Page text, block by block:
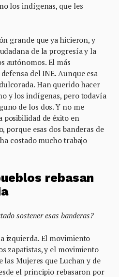
los indígenas, que les
grande que ya hicieron, y
de la progresía y la
autónomos. El más
del INE. Aunque esa
Han querido hacer
y los indígenas, pero todavía
de los dos. Y no me
posibilidad de éxito en
porque esas dos banderas de
costado mucho trabajo
rebasan
sostener esas banderas?
izquierda. El movimiento
zapatistas, y el movimiento
las Mujeres que Luchan y de
el principio rebasaron por